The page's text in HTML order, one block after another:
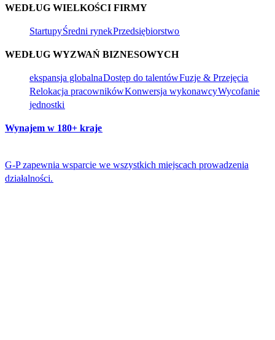
WEDŁUG WIELKOŚCI FIRMY​​
Startupy​​Średni rynek​​Przedsiębiorstwo​​
WEDŁUG WYZWAŃ BIZNESOWYCH​​
ekspansja globalna​​Dostęp do talentów​​Fuzje & Przejęcia​​
Relokacja pracowników​​Konwersja wykonawcy​​Wycofanie
jednostki​​
Wynajem w 180+ kraje​​
G-P zapewnia wsparcie we wszystkich miejscach prowadzenia
działalności.​​